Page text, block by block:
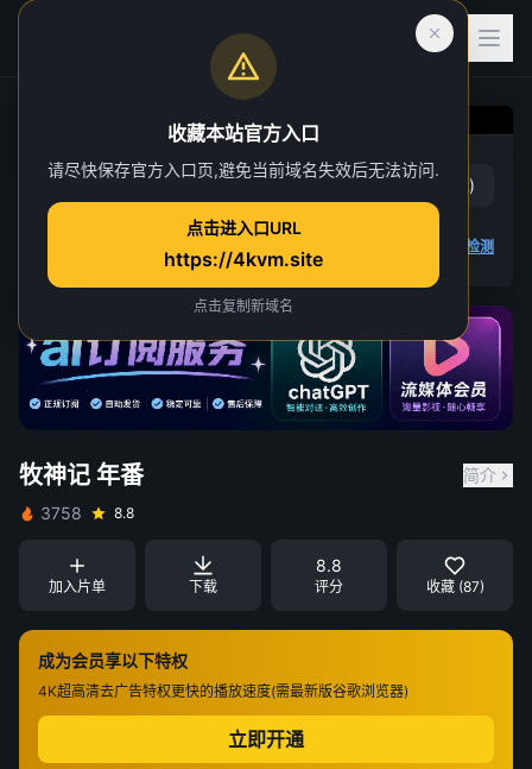
牧神记 年番
第 84 集
赞( 13 ) 踩 12)
播放检测
牧神记 年番
简介
3758
8.8
加入片单 下载
8.8
评分 收藏 (87)
成为会员享以下特权
4K超高清去广告特权更快的播放速度(需最新版谷歌浏览器)
立即开通
收藏本站官方入口
请尽快保存官方入口页,避免当前域名失效后无法访问.
点击进入口URL
https://4kvm.site
点击复制新域名